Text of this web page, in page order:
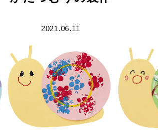
2021.06.11